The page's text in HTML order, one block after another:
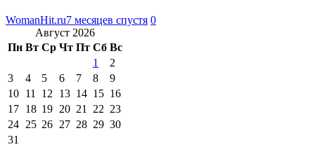
WomanHit.ru7 месяцев спустя 0
Август 2026
Пн Вт Ср Чт Пт Сб Вс
1
2
3
4 5 6 7 8
9
10 11 12 13 14 15 16
17 18 19 20 21 22 23
24 25 26 27 28 29 30
31